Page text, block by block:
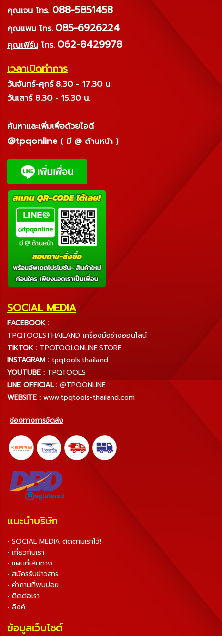
คุณเจน โทร. 088-5851458
คุณแพม โทร. 085-6926224
คุณเฟิร์น โทร. 062-8429978
เวลาเปิดทำการ
วันจันทร์-ศุกร์ 8.30 - 17.30 น.
วันเสาร์ 8.30 - 15.30 น.
ค้นหาและเพิ่มเพื่อด้วยไอดี
@tpqonline ( มี @ ด้านหน้า )
SOCIAL MEDIA
FACEBOOK :
TPQTOOLSTHAILAND เครื่องมือช่างออนไลน์
TIKTOK : TPQTOOLONLINE.STORE
INSTAGRAM : tpqtools.thailand
YOUTUBE : TPQTOOLS
LINE OFFICIAL : @TPQONLINE
WEBSITE : www.tpqtools-thailand.com
ช่องทางการจัดส่ง
แนะนำบริษัท
• SOCIAL MEDIA ติดตามเราไว้!
• เกี่ยวกับเรา
• แผนที่เส้นทาง
• สมัครรับข่าวสาร
• คำถามที่พบบ่อย
• ติดต่อเรา
• ลิงค์
ข้อมูลเว็บไซต์